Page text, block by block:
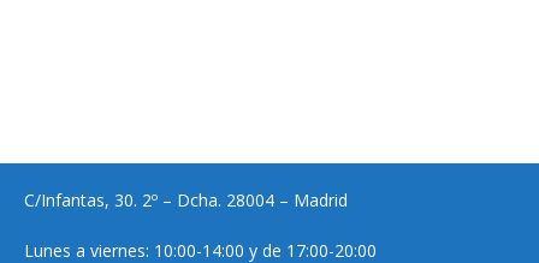
C/Infantas, 30. 2º – Dcha. 28004 – Madrid
Lunes a viernes: 10:00-14:00 y de 17:00-20:00